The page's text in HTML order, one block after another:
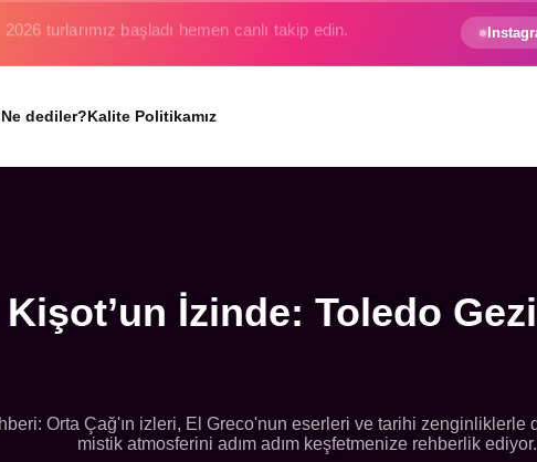
Binlerce gezginin hayali gerçek oluyor.
Ne dediler?Kalite Politikamız
İzinde: Toledo
Orta Çağ'ın izleri, El Greco'nun eserleri ve tarihi zenginliklerle
mistik atmosferini adım adım keşfetmenize rehberlik ediyor.